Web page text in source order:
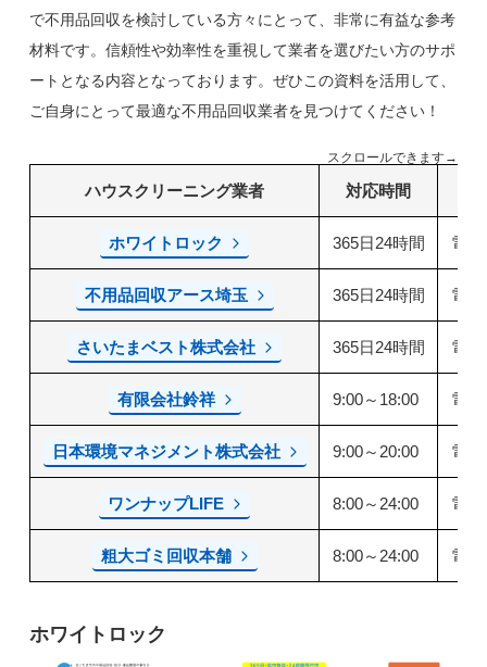
で不用品回収を検討している方々にとって、非常に有益な参考
材料です。信頼性や効率性を重視して業者を選びたい方のサポ
ートとなる内容となっております。ぜひこの資料を活用して、
ご自身にとって最適な不用品回収業者を見つけてください！
スクロールできます→
ハウスクリーニング業者 対応時間
ホワイトロック 365日24時間 電
不用品回収アース埼玉 365日24時間 電
さいたまベスト株式会社 365日24時間 電
有限会社鈴祥 9:00～18:00 電
日本環境マネジメント株式会社 9:00～20:00 電
ワンナップLIFE 8:00～24:00 電
粗大ゴミ回収本舗 8:00～24:00 電
ホワイトロック